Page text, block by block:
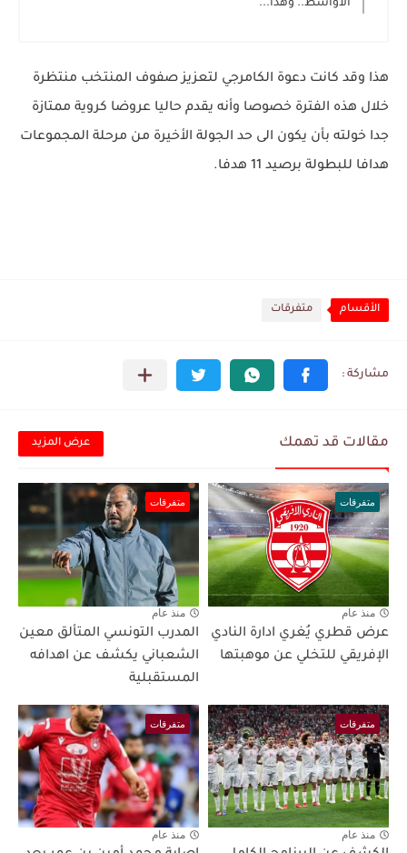
الاواسط.. وهذا...
هذا وقد كانت دعوة الكامرجي لتعزيز صفوف المنتخب منتظرة
خلال هذه الفترة خصوصا وأنه يقدم حاليا عروضا كروية ممتازة
جدا خولته بأن يكون الى حد الجولة الأخيرة من مرحلة المجموعات
هدافا للبطولة برصيد 11 هدفا.
الأقسام متفرقات
مقالات قد تهمك عرض المزيد
متفرقات
منذ عام
عرض قطري يُغري ادارة النادي
الإفريقي للتخلي عن موهبتها
متفرقات
منذ عام
المدرب التونسي المتألق معين
الشعباني يكشف عن اهدافه
المستقبلية
متفرقات
منذ عام
متفرقات
منذ عام